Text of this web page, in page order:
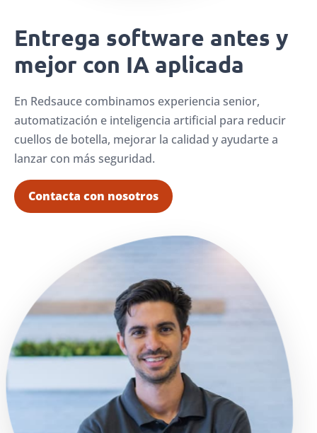
Entrega software antes y
mejor con IA aplicada
En Redsauce combinamos experiencia senior,
automatización e inteligencia artificial para reducir
cuellos de botella, mejorar la calidad y ayudarte a
lanzar con más seguridad.
Contacta con nosotros